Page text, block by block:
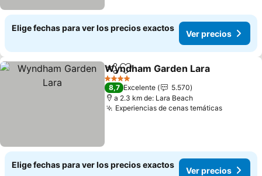
Elige fechas para ver los precios exactos
Ver precios
CompartirAgregar a favoritos
Wyndham Garden Lara
4 Estrellas
8,7 Excelente
5.570
a 2.3 km de: Lara Beach
Experiencias de cenas temáticas
Elige fechas para ver los precios exactos
Ver precios